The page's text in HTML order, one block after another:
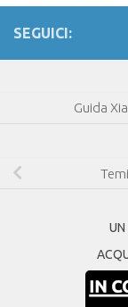
SEGUICI:
Guida
UN